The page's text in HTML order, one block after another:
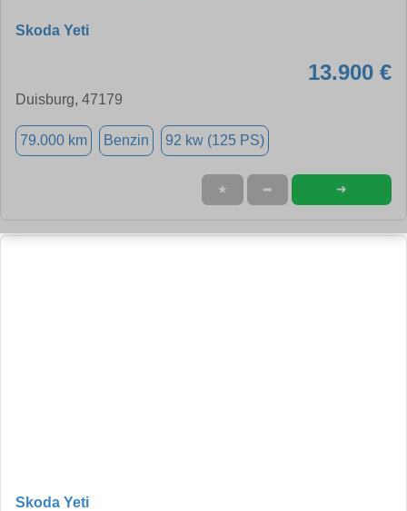
Skoda Yeti
13.900 €
Duisburg, 47179
79.000 km Benzin 92 kw (125 PS)
★ ➦ ➜
Skoda Yeti